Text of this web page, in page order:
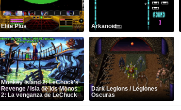
Elite Plus Arkanoid
Monkey Island 2: LeChuck's
Revenge / Isla de los Monos
2: La venganza de LeChuck
Dark Legions / Legiones
Oscuras